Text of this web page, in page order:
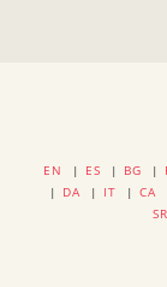
EN | ES | BG |
| DA | IT | CA
SR